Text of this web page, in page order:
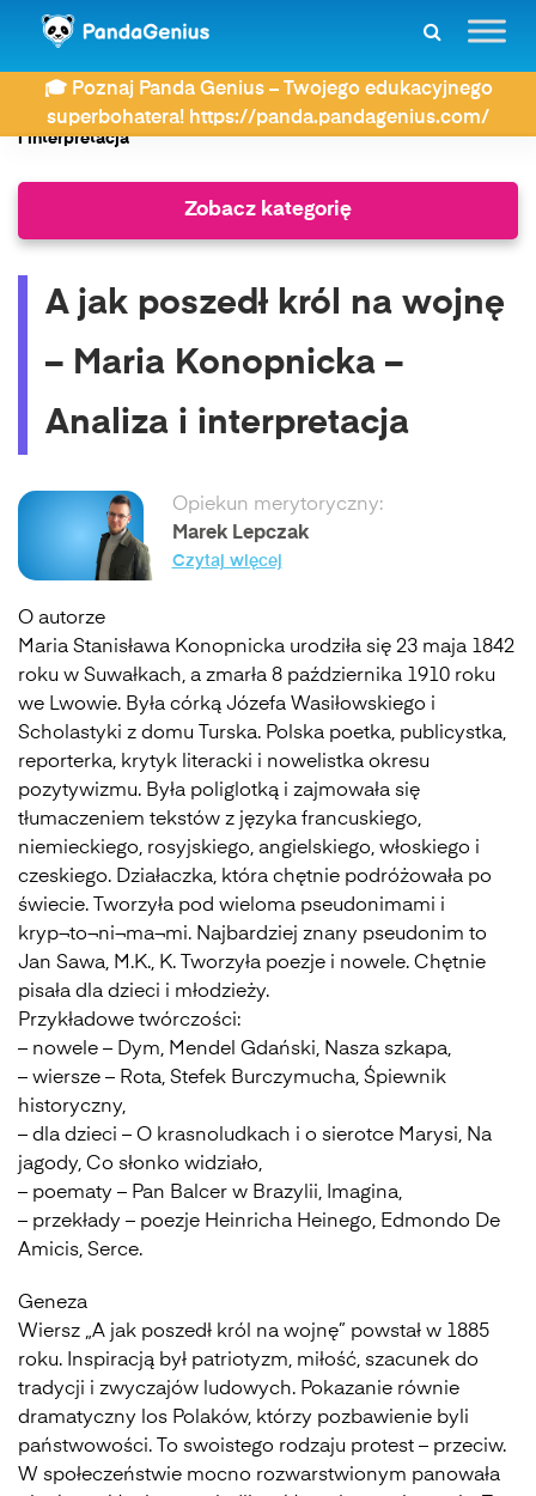
🎓 Poznaj Panda Genius – Twojego edukacyjnego
superbohatera! https://panda.pandagenius.com/
ZDAY Wiersze
A jak poszedł król na wojnę – Maria Konopnicka – Analiza
i interpretacja
Zobacz kategorię
A jak poszedł król na wojnę
– Maria Konopnicka –
Analiza i interpretacja
Opiekun merytoryczny:
Marek Lepczak
Czytaj więcej
O autorze
Maria Stanisława Konopnicka urodziła się 23 maja 1842
roku w Suwałkach, a zmarła 8 października 1910 roku
we Lwowie. Była córką Józefa Wasiłowskiego i
Scholastyki z domu Turska. Polska poetka, publicystka,
reporterka, krytyk literacki i nowelistka okresu
pozytywizmu. Była poliglotką i zajmowała się
tłumaczeniem tekstów z języka francuskiego,
niemieckiego, rosyjskiego, angielskiego, włoskiego i
czeskiego. Działaczka, która chętnie podróżowała po
świecie. Tworzyła pod wieloma pseudonimami i
kryp¬to¬ni¬ma¬mi. Najbardziej znany pseudonim to
Jan Sawa, M.K., K. Tworzyła poezje i nowele. Chętnie
pisała dla dzieci i młodzieży.
Przykładowe twórczości:
– nowele – Dym, Mendel Gdański, Nasza szkapa,
– wiersze – Rota, Stefek Burczymucha, Śpiewnik
historyczny,
– dla dzieci – O krasnoludkach i o sierotce Marysi, Na
jagody, Co słonko widziało,
– poematy – Pan Balcer w Brazylii, Imagina,
– przekłady – poezje Heinricha Heinego, Edmondo De
Amicis, Serce.
Geneza
Wiersz „A jak poszedł król na wojnę” powstał w 1885
roku. Inspiracją był patriotyzm, miłość, szacunek do
tradycji i zwyczajów ludowych. Pokazanie równie
dramatyczny los Polaków, którzy pozbawienie byli
państwowości. To swoistego rodzaju protest – przeciw.
W społeczeństwie mocno rozwarstwionym panowała